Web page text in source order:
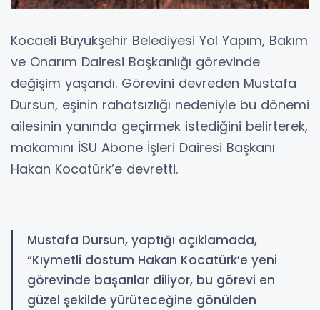
Kocaeli Büyükşehir Belediyesi Yol Yapım, Bakım
ve Onarım Dairesi Başkanlığı görevinde
değişim yaşandı. Görevini devreden Mustafa
Dursun, eşinin rahatsızlığı nedeniyle bu dönemi
ailesinin yanında geçirmek istediğini belirterek,
makamını İSU Abone İşleri Dairesi Başkanı
Hakan Kocatürk’e devretti.
Mustafa Dursun, yaptığı açıklamada,
“Kıymetli dostum Hakan Kocatürk’e yeni
görevinde başarılar diliyor, bu görevi en
güzel şekilde yürüteceğine gönülden